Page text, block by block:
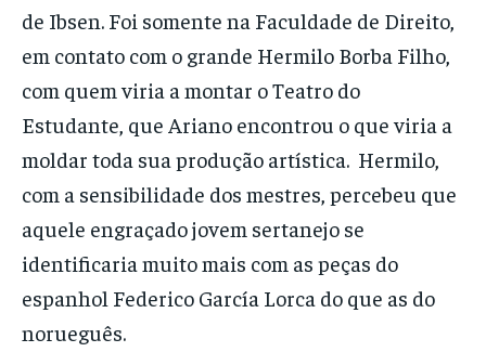
de Ibsen. Foi somente na Faculdade de Direito,
em contato com o grande Hermilo Borba Filho,
com quem viria a montar o Teatro do
Estudante, que Ariano encontrou o que viria a
moldar toda sua produção artística. Hermilo,
com a sensibilidade dos mestres, percebeu que
aquele engraçado jovem sertanejo se
identificaria muito mais com as peças do
espanhol Federico García Lorca do que as do
norueguês.